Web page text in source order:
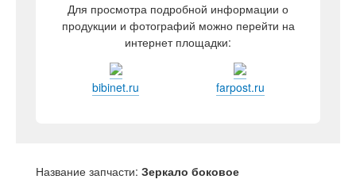
Для просмотра подробной информации о
продукции и фотографий можно перейти на
интернет площадки:
bibinet.ru farpost.ru
Название запчасти: Зеркало боковое